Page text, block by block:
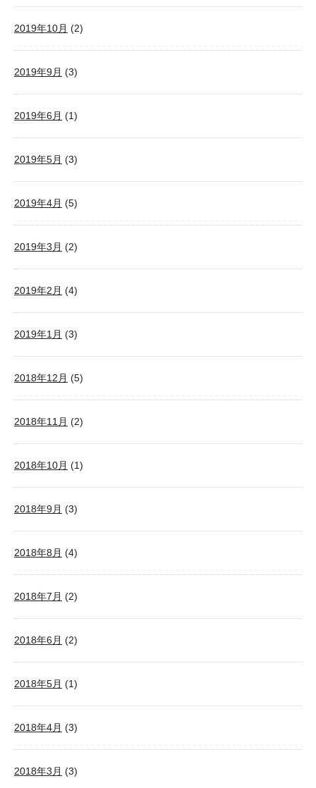
2019年10月 (2)
2019年9月 (3)
2019年6月 (1)
2019年5月 (3)
2019年4月 (5)
2019年3月 (2)
2019年2月 (4)
2019年1月 (3)
2018年12月 (5)
2018年11月 (2)
2018年10月 (1)
2018年9月 (3)
2018年8月 (4)
2018年7月 (2)
2018年6月 (2)
2018年5月 (1)
2018年4月 (3)
2018年3月 (3)